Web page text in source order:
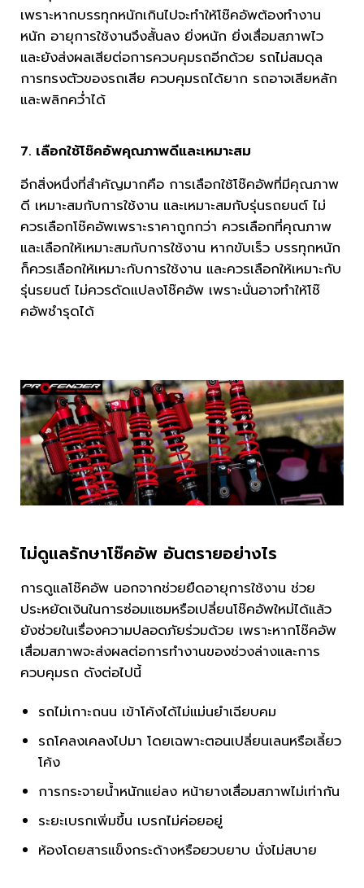
เพราะหากบรรทุกหนักเกินไปจะทำให้โช๊คอัพต้องทำงาน
หนัก อายุการใช้งานจึงสั้นลง ยิ่งหนัก ยิ่งเสื่อมสภาพไว
และยังส่งผลเสียต่อการควบคุมรถอีกด้วย รถไม่สมดุล
การทรงตัวของรถเสีย ควบคุมรถได้ยาก รถอาจเสียหลัก
และพลิกคว่ำได้
7. เลือกใช้โช๊คอัพคุณภาพดีและเหมาะสม
อีกสิ่งหนึ่งที่สำคัญมากคือ การเลือกใช้โช๊คอัพที่มีคุณภาพ
ดี เหมาะสมกับการใช้งาน และเหมาะสมกับรุ่นรถยนต์ ไม่
ควรเลือกโช๊คอัพเพราะราคาถูกกว่า ควรเลือกที่คุณภาพ
และเลือกให้เหมาะสมกับการใช้งาน หากขับเร็ว บรรทุกหนัก
ก็ควรเลือกให้เหมาะกับการใช้งาน และควรเลือกให้เหมาะกับ
รุ่นรยนต์ ไม่ควรดัดแปลงโช๊คอัพ เพราะนั่นอาจทำให้โช๊
คอัพชำรุดได้
ไม่ดูแลรักษาโช๊คอัพ อันตรายอย่างไร
การดูแลโช๊คอัพ นอกจากช่วยยืดอายุการใช้งาน ช่วย
ประหยัดเงินในการซ่อมแซมหรือเปลี่ยนโช๊คอัพใหม่ได้แล้ว
ยังช่วยในเรื่องความปลอดภัยร่วมด้วย เพราะหากโช๊คอัพ
เสื่อมสภาพจะส่งผลต่อการทำงานของช่วงล่างและการ
ควบคุมรถ ดังต่อไปนี้
รถไม่เกาะถนน เข้าโค้งได้ไม่แม่นยำเฉียบคม
รถโคลงเคลงไปมา โดยเฉพาะตอนเปลี่ยนเลนหรือเลี้ยว
โค้ง
การกระจายน้ำหนักแย่ลง หน้ายางเสื่อมสภาพไม่เท่ากัน
ระยะเบรกเพิ่มขึ้น เบรกไม่ค่อยอยู่
ห้องโดยสารแข็งกระด้างหรือยวบยาบ นั่งไม่สบาย